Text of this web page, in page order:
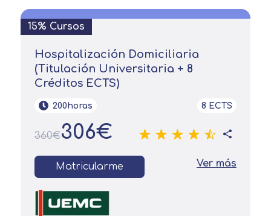
15% Cursos
Hospitalización Domiciliaria
(Titulación Universitaria + 8
Créditos ECTS)
200horas 8 ECTS
360€306€
Matricularme Ver más